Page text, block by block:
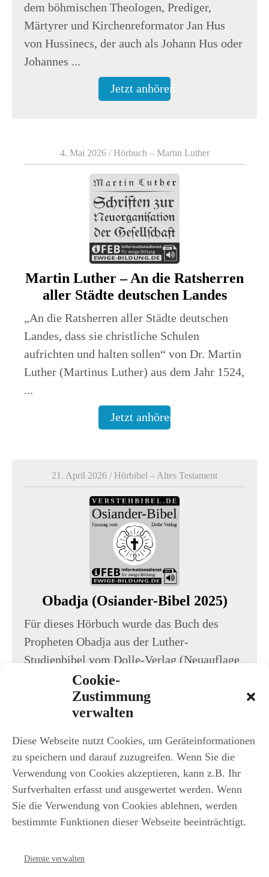
Cookie-
Zustimmung
verwalten
Diese Webseite nutzt Cookies, um Geräteinformationen
zu speichern und darauf zuzugreifen. Wenn Sie die
Verwendung von Cookies akzeptieren, kann z.B. Ihr
Surfverhalten erfasst und ausgewertet werden. Wenn
Sie die Verwendung von Cookies ablehnen, werden
bestimmte Funktionen dieser Webseite beeinträchtigt.
Dienste verwalten
dem böhmischen Theologen, Prediger,
Märtyrer und Kirchenreformator Jan Hus
von Hussinecs, der auch als Johann Hus oder
Johannes ...
Jetzt anhören
Martin Luther – An die Ratsherren
aller Städte deutschen Landes
„An die Ratsherren aller Städte deutschen
Landes, dass sie christliche Schulen
aufrichten und halten sollen“ von Dr. Martin
Luther (Martinus Luther) aus dem Jahr 1524,
...
Jetzt anhören
4. Mai 2026/Hörbuch – Martin Luther
Obadja (Osiander-Bibel 2025)
Für dieses Hörbuch wurde das Buch des
Propheten Obadja aus der Luther-
Studienbibel vom Dolle-Verlag (Neuauflage
von 2025) eingelesen. Ursprünglich erschien
diese Studienbibel im Jahr 1630 ...
21. April 2026 / Hörbibel – Altes Testament
iFEB